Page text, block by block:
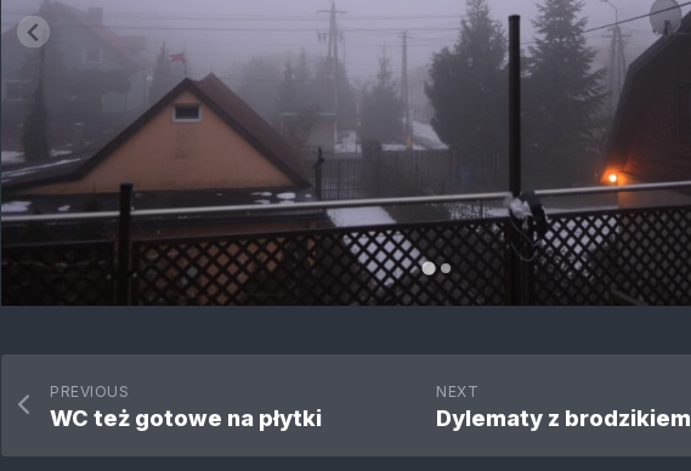
NEXT
Dylematy z brodzikiem
PREVIOUS
WC też gotowe na płytki